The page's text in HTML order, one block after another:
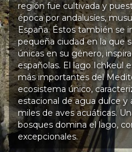
región fue cultivada y
época por andalusíes,
España. Éstos también se
pequeña ciudad en la que
únicas en su género,
españolas. El lago Ichkeul
más importantes del
ecosistema único,
estacional de agua dulce y
miles de aves acuáticas.
bosques domina el lago,
excepcionales.